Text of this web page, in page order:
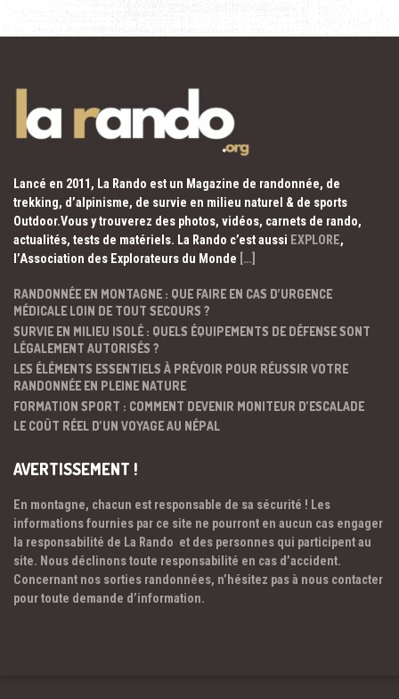
Lancé en 2011, La Rando est un Magazine de randonnée, de
trekking, d’alpinisme, de survie en milieu naturel & de sports
Outdoor.Vous y trouverez des photos, vidéos, carnets de rando,
actualités, tests de matériels. La Rando c’est aussi EXPLORE,
l’Association des Explorateurs du Monde […]
RANDONNÉE EN MONTAGNE : QUE FAIRE EN CAS D’URGENCE
MÉDICALE LOIN DE TOUT SECOURS ?
SURVIE EN MILIEU ISOLÉ : QUELS ÉQUIPEMENTS DE DÉFENSE SONT
LÉGALEMENT AUTORISÉS ?
LES ÉLÉMENTS ESSENTIELS À PRÉVOIR POUR RÉUSSIR VOTRE
RANDONNÉE EN PLEINE NATURE
FORMATION SPORT : COMMENT DEVENIR MONITEUR D’ESCALADE
LE COÛT RÉEL D’UN VOYAGE AU NÉPAL
AVERTISSEMENT !
En montagne, chacun est responsable de sa sécurité ! Les
informations fournies par ce site ne pourront en aucun cas engager
la responsabilité de La Rando et des personnes qui participent au
site. Nous déclinons toute responsabilité en cas d’accident.
Concernant nos sorties randonnées, n’hésitez pas à nous contacter
pour toute demande d’information.